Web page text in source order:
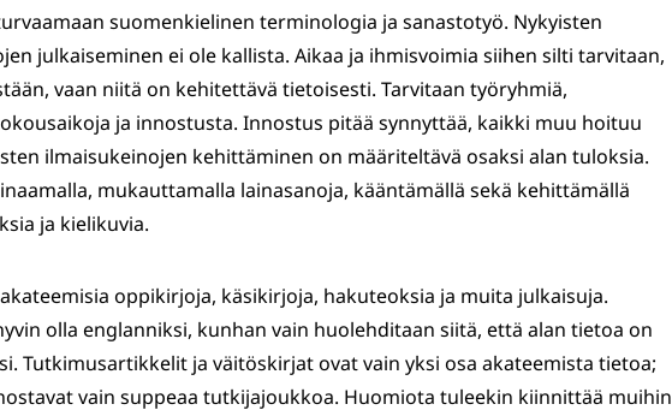
suomenkielinen terminologia ja sanastotyö. Nykyisten
julkaiseminen ei ole kallista. Aikaa ja ihmisvoimia siihen silti tarvitaan,
vaan niitä on kehitettävä tietoisesti. Tarvitaan työryhmiä,
ja innostusta. Innostus pitää synnyttää, kaikki muu hoituu
ilmaisukeinojen kehittäminen on määriteltävä osaksi alan tuloksia.
mukauttamalla lainasanoja, kääntämällä sekä kehittämällä
ja kielikuvia.
oppikirjoja, käsikirjoja, hakuteoksia ja muita julkaisuja.
olla englanniksi, kunhan vain huolehditaan siitä, että alan tietoa on
Tutkimusartikkelit ja väitöskirjat ovat vain yksi osa akateemista tietoa;
vain suppeaa tutkijajoukkoa. Huomiota tuleekin kiinnittää muihin